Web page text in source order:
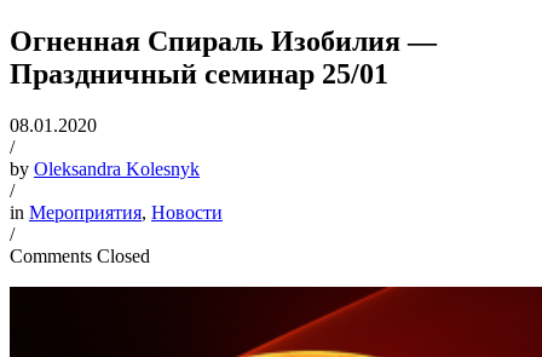
Огненная Спираль Изобилия —
Праздничный семинар 25/01
08.01.2020
/
by Oleksandra Kolesnyk
/
in Мероприятия, Новости
/
Comments Closed